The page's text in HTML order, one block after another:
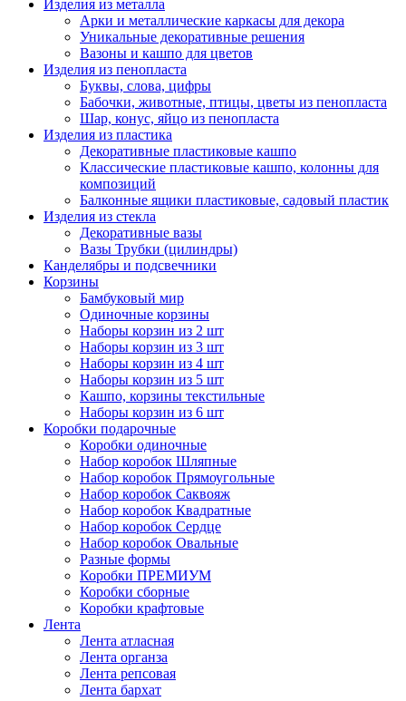
Изделия из металла
Арки и металлические каркасы для декора
Уникальные декоративные решения
Вазоны и кашпо для цветов
Изделия из пенопласта
Буквы, слова, цифры
Бабочки, животные, птицы, цветы из пенопласта
Шар, конус, яйцо из пенопласта
Изделия из пластика
Декоративные пластиковые кашпо
Классические пластиковые кашпо, колонны для
композиций
Балконные ящики пластиковые, садовый пластик
Изделия из стекла
Декоративные вазы
Вазы Трубки (цилиндры)
Канделябры и подсвечники
Корзины
Бамбуковый мир
Одиночные корзины
Наборы корзин из 2 шт
Наборы корзин из 3 шт
Наборы корзин из 4 шт
Наборы корзин из 5 шт
Кашпо, корзины текстильные
Наборы корзин из 6 шт
Коробки подарочные
Коробки одиночные
Набор коробок Шляпные
Набор коробок Прямоугольные
Набор коробок Саквояж
Набор коробок Квадратные
Набор коробок Сердце
Набор коробок Овальные
Разные формы
Коробки ПРЕМИУМ
Коробки сборные
Коробки крафтовые
Лента
Лента атласная
Лента органза
Лента репсовая
Лента бархат